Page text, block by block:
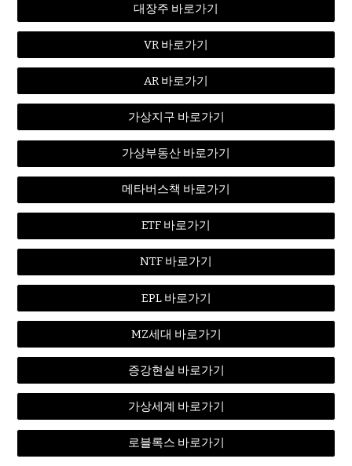
대장주 바로가기
VR 바로가기
AR 바로가기
가상지구 바로가기
가상부동산 바로가기
메타버스책 바로가기
ETF 바로가기
NTF 바로가기
EPL 바로가기
MZ세대 바로가기
증강현실 바로가기
가상세계 바로가기
로블록스 바로가기